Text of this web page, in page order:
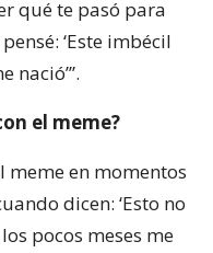
en momentos
dicen: ‘Esto no
pocos meses me
era un meme.
y, de pronto,
de WhatsApp y
si pasaron tres